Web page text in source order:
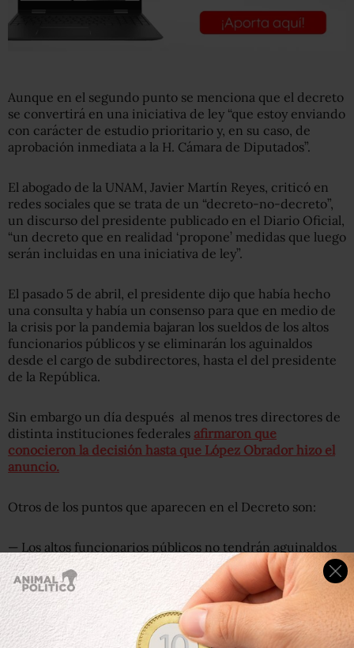
Aunque en el segundo punto se menciona que el decreto
se convertirá en una iniciativa de ley “que estoy enviando
con carácter de estudio prioritario y, en su caso, de
aprobación inmediata a la H. Cámara de Diputados”.
El abogado de la UNAM, Javier Martín Reyes, criticó en
redes sociales que se trata de un “decreto-no-decreto”,
un discurso del presidente publicado en el Diario Oficial,
“un decreto que en realidad ‘propone’ medidas que luego
serán incluidas en una iniciativa de ley”.
El pasado 5 de abril, el presidente dijo que había hecho
una consulta y había un consenso para que en medio de
la crisis por la pandemia bajaran los sueldos de los altos
funcionarios públicos y se eliminarán los aguinaldos
desde el cargo de subdirectores, hasta el del presidente
de la República.
Sin embargo un día después al menos tres directores de
distinta instituciones federales afirmaron que
conocieron la decisión hasta que López Obrador hizo el
anuncio.
Otros de los puntos que aparecen en el Decreto son:
— Los altos funcionarios públicos no tendrán aguinaldos
ni ninguna otra prestación de fin de año. El concepto de
alto funcionario público aplica de Subdirector hasta
Presidente.
— No se ejercerá el 75% del presupuesto disponible de las